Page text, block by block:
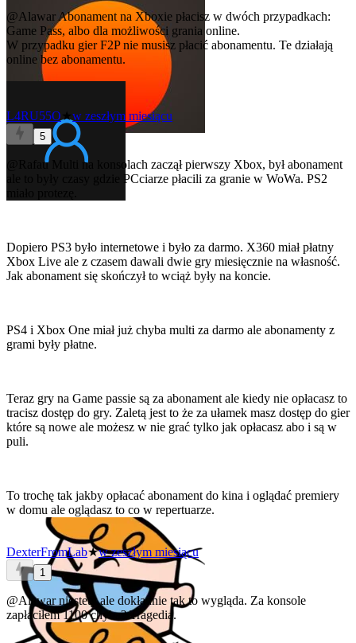
@AlawarAbonament na Xboxie płacisz w dwóch przypadkach:
Game Pass, albo dla możliwości grania online.
W przypadku gier F2P nie musisz płacić abonamentu. Te działają
online bez abonamentu.
L4RU55O★w zeszłym miesiącu
5
@RafauMulti na konsolach zaczął pierwszy Xbox, był abonament
ale to były czasy gdzie PCciarze płacili za granie w WoWa. PS2
Dopiero PS3 było internetowe i było za darmo. X360 miał płatny
Xbox Live ale z czasem dawali dwie gry miesięcznie na własność.
Jak abonament się skończył to wciąż były na koncie.
PS4 i Xbox One miał już chyba multi za darmo ale abonamenty z
grami były płatne.
Teraz gry na Game passie są za abonament ale kiedy nie opłacasz to
tracisz dostęp do gry. Zaletą jest to że za ułamek masz dostęp do gier
które są nowe ale możesz w nie grać tylko jak opłacasz abo i są w
puli.
To trochę tak jakby opłacać abonament do kina i oglądać premiery
w domu ale oglądasz to co w repertuarze.
DexterFromLab★w zeszłym miesiącu
1
@Alawarniestety ale dokładnie tak to wygląda. Za konsole
zapłaciłem 1100 chyba? Tragedia.